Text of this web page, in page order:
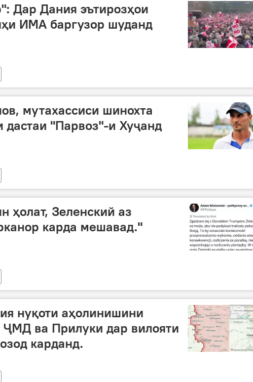
Дар Дания эътирозҳои
ИМА баргузор шуданд
мутахассиси шинохта
дастаи "Парвоз"-и Хуҷанд
ҳолат, Зеленский аз
карда мешавад."
нуқоти аҳолинишини
ва Прилуки дар вилояти
карданд.